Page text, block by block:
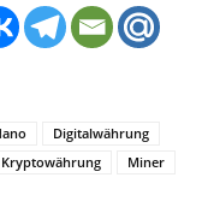
Digitalwährung
Kryptowährung
Miner